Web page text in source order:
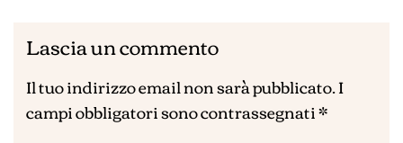
Lascia un commento
Il tuo indirizzo email non sarà pubblicato.I
campi obbligatori sono contrassegnati*